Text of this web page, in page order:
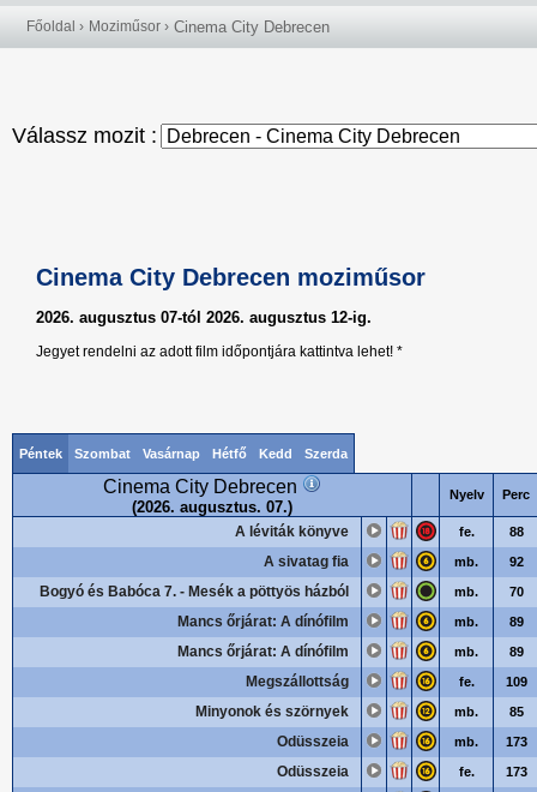
Főoldal › Moziműsor › Cinema City Debrecen
Válassz mozit :
Cinema City Debrecen moziműsor
2026. augusztus 07-tól 2026. augusztus 12-ig.
Jegyet rendelni az adott film időpontjára kattintva lehet! *
Péntek Szombat Vasárnap Hétfő Kedd Szerda
Cinema City Debrecen
(2026. augusztus. 07.)
Nyelv Perc
A léviták könyve fe. 88
A sivatag fia mb. 92
Bogyó és Babóca 7. - Mesék a pöttyös házból mb. 70
Mancs őrjárat: A dínófilm mb. 89
Mancs őrjárat: A dínófilm mb. 89
Megszállottság fe. 109
Minyonok és szörnyek mb. 85
Odüsszeia mb. 173
Odüsszeia fe. 173